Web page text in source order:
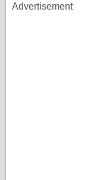
Advertisement